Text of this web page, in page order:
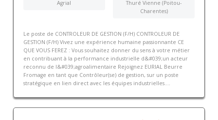
Agrial
Thuré Vienne (Poitou-
Charentes)
Le poste de CONTROLEUR DE GESTION (F/H) CONTROLEUR DE
GESTION (F/H) Vivez une expérience humaine passionnante CE
QUE VOUS FEREZ : Vous souhaitez donner du sens à votre métier
en contribuant à la performance industrielle d&#039;un acteur
reconnu de l&#039;agroalimentaire Rejoignez EURIAL Beurre
Fromage en tant que Contrôleur(se) de gestion, sur un poste
stratégique en lien direct avec les équipes industrielles....